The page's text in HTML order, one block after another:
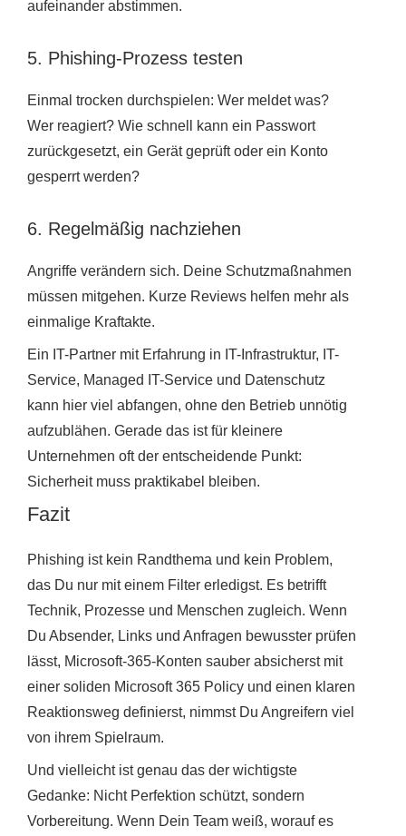
aufeinander abstimmen.
5. Phishing-Prozess testen
Einmal trocken durchspielen: Wer meldet was?
Wer reagiert? Wie schnell kann ein Passwort
zurückgesetzt, ein Gerät geprüft oder ein Konto
gesperrt werden?
6. Regelmäßig nachziehen
Angriffe verändern sich. Deine Schutzmaßnahmen
müssen mitgehen. Kurze Reviews helfen mehr als
einmalige Kraftakte.
Ein IT-Partner mit Erfahrung in IT-Infrastruktur, IT-
Service, Managed IT-Service und Datenschutz
kann hier viel abfangen, ohne den Betrieb unnötig
aufzublähen. Gerade das ist für kleinere
Unternehmen oft der entscheidende Punkt:
Sicherheit muss praktikabel bleiben.
Fazit
Phishing ist kein Randthema und kein Problem,
das Du nur mit einem Filter erledigst. Es betrifft
Technik, Prozesse und Menschen zugleich. Wenn
Du Absender, Links und Anfragen bewusster prüfen
lässt, Microsoft-365-Konten sauber absicherst mit
einer soliden Microsoft 365 Policy und einen klaren
Reaktionsweg definierst, nimmst Du Angreifern viel
von ihrem Spielraum.
Und vielleicht ist genau das der wichtigste
Gedanke: Nicht Perfektion schützt, sondern
Vorbereitung. Wenn Dein Team weiß, worauf es